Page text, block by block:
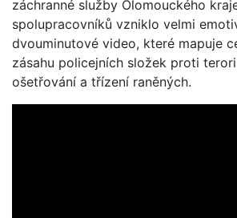
záchranné služby Olomouckého
spolupracovníků vzniklo velmi
dvouminutové video, které mapuje
zásahu policejních složek proti
ošetřování a třízení raněných.